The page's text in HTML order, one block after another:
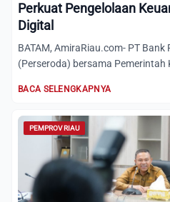
Perkuat Pengelolaan
Digital
BATAM, AmiraRiau.com- PT Bank
(Perseroda) bersama
BACA SELENGKAPNYA
PEMPROV RIAU